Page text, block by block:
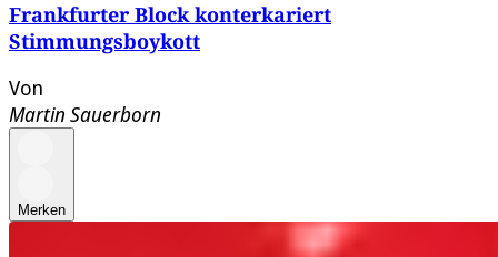
Frankfurter Block konterkariert
Stimmungsboykott
Von
Martin Sauerborn
Merken